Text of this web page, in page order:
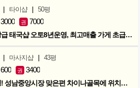
| 타이샵 | 50평
3000 권 7000
강서구 최상급 태국샵 오토8년운영, 최고매출 가게 초급매!!!
| 마사지샵 | 43평
600 권 3400
중국분 환영! 성남중앙시장 맞은편 차이나골목에 위치한 마사지샵